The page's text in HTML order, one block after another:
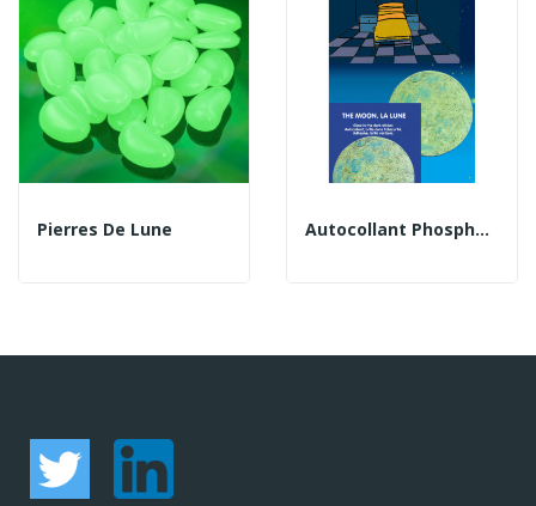
Pierres De Lune Autocollant Phosphorescent Lune